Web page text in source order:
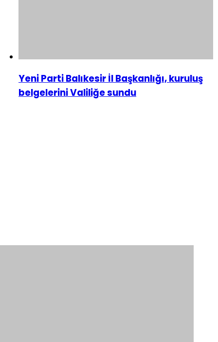
Yeni Parti Balıkesir İl Başkanlığı, kuruluş
belgelerini Valiliğe sundu